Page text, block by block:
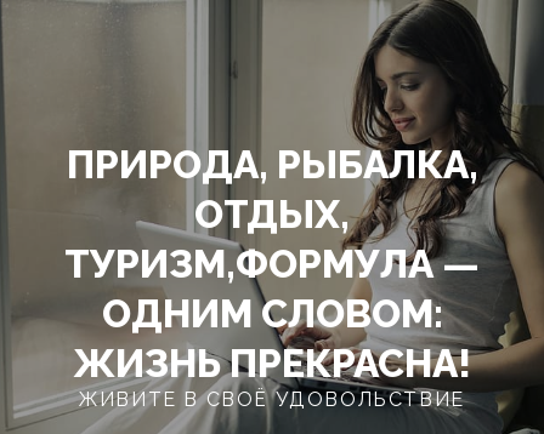
ПРИРОДА, РЫБАЛКА,
ОТДЫХ,
ТУРИЗМ,ФОРМУЛА —
ОДНИМ СЛОВОМ:
ЖИЗНЬ ПРЕКРАСНА!
ЖИВИТЕ В СВОЁ УДОВОЛЬСТВИЕ